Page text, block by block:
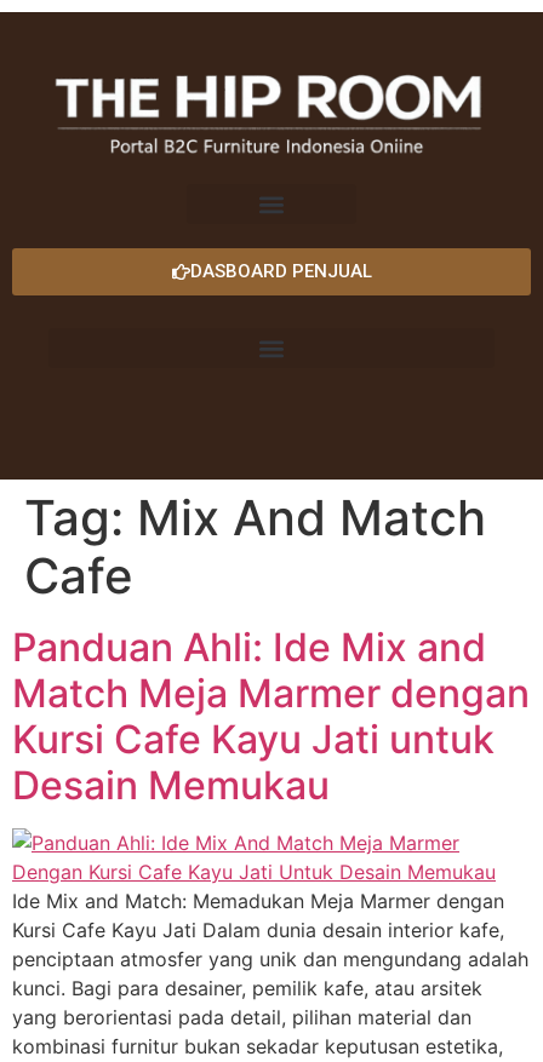
DASBOARD PENJUAL
Tag: Mix And Match
Cafe
Panduan Ahli: Ide Mix and
Match Meja Marmer dengan
Kursi Cafe Kayu Jati untuk
Desain Memukau
Ide Mix and Match: Memadukan Meja Marmer dengan
Kursi Cafe Kayu Jati Dalam dunia desain interior kafe,
penciptaan atmosfer yang unik dan mengundang adalah
kunci. Bagi para desainer, pemilik kafe, atau arsitek
yang berorientasi pada detail, pilihan material dan
kombinasi furnitur bukan sekadar keputusan estetika,